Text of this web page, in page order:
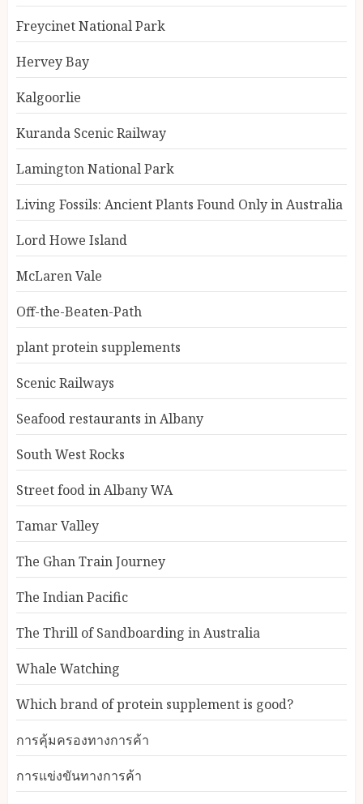
Freycinet National Park
Hervey Bay
Kalgoorlie
Kuranda Scenic Railway
Lamington National Park
Living Fossils: Ancient Plants Found Only in Australia
Lord Howe Island
McLaren Vale
Off-the-Beaten-Path
plant protein supplements
Scenic Railways
Seafood restaurants in Albany
South West Rocks
Street food in Albany WA
Tamar Valley
The Ghan Train Journey
The Indian Pacific
The Thrill of Sandboarding in Australia
Whale Watching
Which brand of protein supplement is good?
การคุ้มครองทางการค้า
การแข่งขันทางการค้า